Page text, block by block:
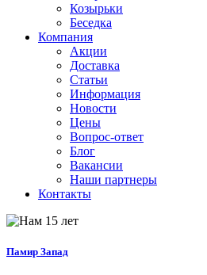
Козырьки
Беседка
Компания
Акции
Доставка
Статьи
Информация
Новости
Цены
Вопрос-ответ
Блог
Вакансии
Наши партнеры
Контакты
Памир Запад